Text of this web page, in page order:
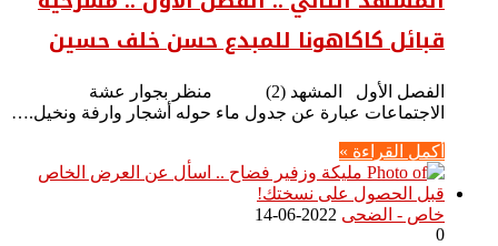
قبائل كاكاهونا للمبدع حسن خلف حسين
الفصل الأول المشهد (2) منظر بجوار عشة
الاجتماعات عبارة عن جدول ماء حوله أشجار وارفة ونخيل.…
أكمل القراءة »
خاص - الضحى 2022-06-14
0